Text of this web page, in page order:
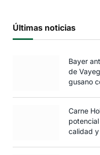
Últimas noticias
Bayer
de
gusano
Carne
calidad